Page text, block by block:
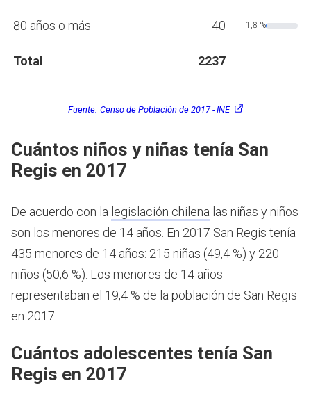
80 años o más 40 1,8 %
Total 2237
Fuente: Censo de Población de 2017 - INE
Cuántos niños y niñas tenía San
Regis en 2017
De acuerdo con la legislación chilena las niñas y niños
son los menores de 14 años. En 2017 San Regis tenía
435 menores de 14 años: 215 niñas (49,4 %) y 220
niños (50,6 %). Los menores de 14 años
representaban el 19,4 % de la población de San Regis
en 2017.
Cuántos adolescentes tenía San
Regis en 2017